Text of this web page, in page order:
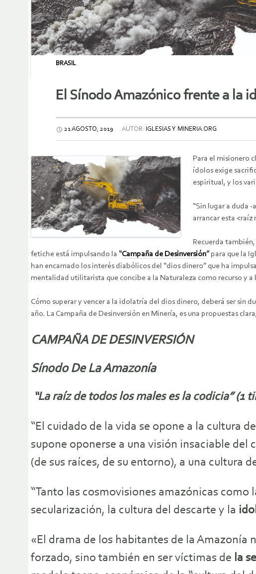
BRASIL
El Sínodo Amazónico frente a la
21 AGOSTO, 2019 AUTOR: IGLESIAS Y MINERIA.ORG
Para el misionero
ídolos exige
espiritual, y los
“Sin lugar a duda
arrancar esta
Recuerda
fetiche está impulsando la “Campaña de Desinversión” para que la
han encarnado los interés diabólicos del “dios dinero” que ha
mentalidad utilitarista que concibe a la Naturaleza como recurso y a
Cómo superar y vencer a la idolatría del dios dinero, deberá ser sin
año. La Campaña de Desinversión en Minería, es una propuestas
CAMPAÑA DE DESINVERSIÓN
Sínodo De La Amazonía
“La raíz de todos los males es la codicia” (1
“El cuidado de la vida se opone a la cultura
supone oponerse a una visión insaciable del
(de sus raíces, de su entorno), a una cultura
“Tanto las cosmovisiones amazónicas
secularización, la cultura del descarte y la
«El drama de los habitantes de la Amazonía
forzado, sino también en ser víctimas de la